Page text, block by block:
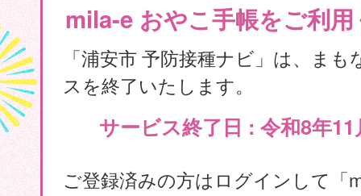
mila-e おやこ手帳をご利
「浦安市 予防接種ナビ」は、まも
スを終了いたします。
サービス終了日 : 令和8年11
ご登録済みの方はログインして「